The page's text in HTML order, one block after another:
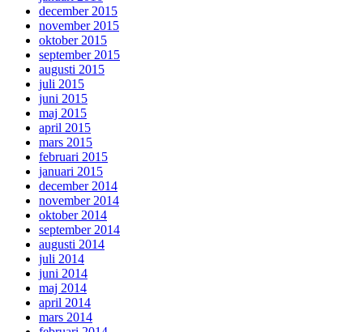
december 2015
november 2015
oktober 2015
september 2015
augusti 2015
juli 2015
juni 2015
maj 2015
april 2015
mars 2015
februari 2015
januari 2015
december 2014
november 2014
oktober 2014
september 2014
augusti 2014
juli 2014
juni 2014
maj 2014
april 2014
mars 2014